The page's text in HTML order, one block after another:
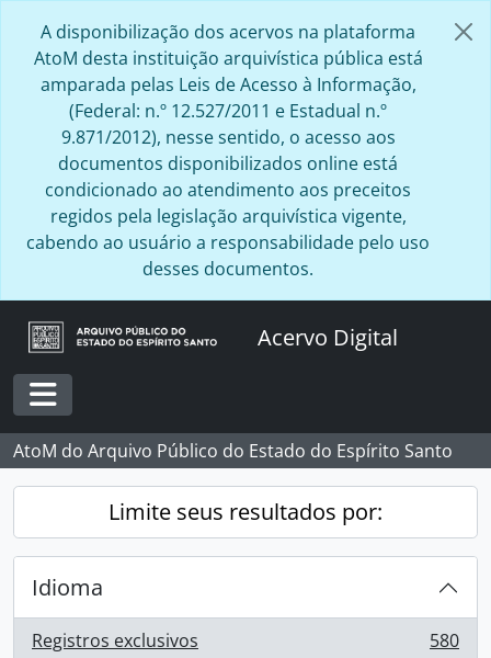
A disponibilização dos acervos na plataforma
AtoM desta instituição arquivística pública está
amparada pelas Leis de Acesso à Informação,
(Federal: n.º 12.527/2011 e Estadual n.º
9.871/2012), nesse sentido, o acesso aos
documentos disponibilizados online está
condicionado ao atendimento aos preceitos
regidos pela legislação arquivística vigente,
cabendo ao usuário a responsabilidade pelo uso
desses documentos.
Acervo Digital
Toggle navigation
AtoM do Arquivo Público do Estado do Espírito Santo
Limite seus resultados por:
Idioma
Registros exclusivos
, 580 resultados
580